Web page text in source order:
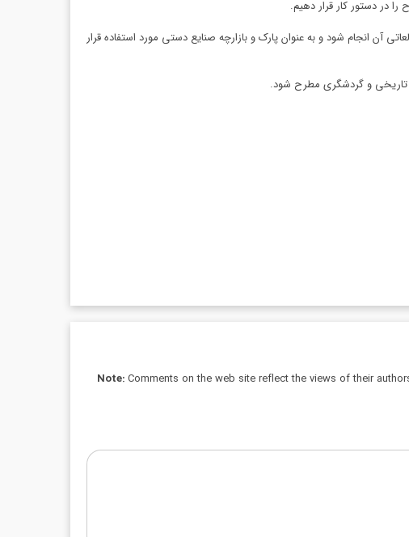
در دستور کار قرار دهیم.
آن انجام شود و به عنوان پارک و بازارچه صنایع دستی مورد استفاده قرار
تاریخی و گردشگری مطرح شود.
Note:Comments on the web site reflect the views of their